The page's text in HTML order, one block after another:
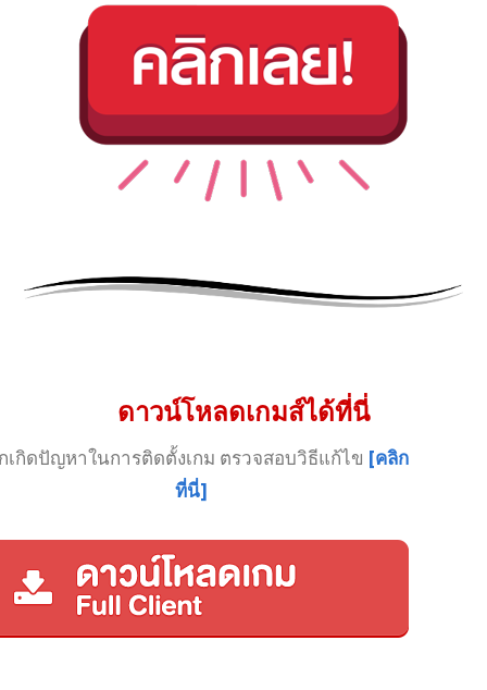
ดาวน์โหลดเกมส์ได้ที่นี่
เกิดปัญหาในการติดตั้งเกม ตรวจสอบวิธีแก้ไข [คลิก
ที่นี่]